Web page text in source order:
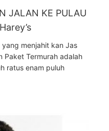
JALAN KE PULAU
yang menjahit kan Jas
Paket Termurah adalah
ratus enam puluh